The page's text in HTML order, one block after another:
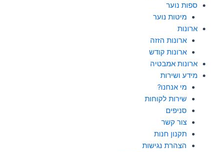
ספות נוער
מיטות נוער
ארונות
ארונות הזזה
ארונות קודש
ארונות אמבטיה
מידע ושירות
מי אנחנו?
שירות לקוחות
סניפים
צור קשר
תקנון חנות
הצהרת נגישות